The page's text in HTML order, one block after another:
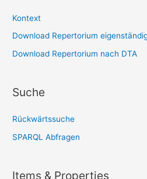
Kontext
Download Repertorium
Download Repertorium nach DTA
Suche
Rückwärtssuche
SPARQL Abfragen
Items & Properties